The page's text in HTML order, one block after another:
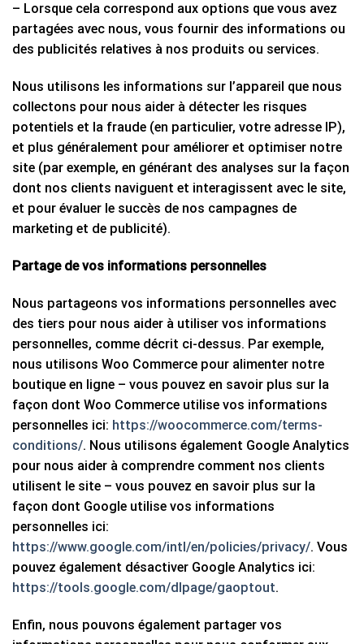
– Lorsque cela correspond aux options que vous avez
partagées avec nous, vous fournir des informations ou
des publicités relatives à nos produits ou services.
Nous utilisons les informations sur l’appareil que nous
collectons pour nous aider à détecter les risques
potentiels et la fraude (en particulier, votre adresse IP),
et plus généralement pour améliorer et optimiser notre
site (par exemple, en générant des analyses sur la façon
dont nos clients naviguent et interagissent avec le site,
et pour évaluer le succès de nos campagnes de
marketing et de publicité).
Partage de vos informations personnelles
Nous partageons vos informations personnelles avec
des tiers pour nous aider à utiliser vos informations
personnelles, comme décrit ci-dessus. Par exemple,
nous utilisons Woo Commerce pour alimenter notre
boutique en ligne – vous pouvez en savoir plus sur la
façon dont Woo Commerce utilise vos informations
personnelles ici: https://woocommerce.com/terms-
conditions/. Nous utilisons également Google Analytics
pour nous aider à comprendre comment nos clients
utilisent le site – vous pouvez en savoir plus sur la
façon dont Google utilise vos informations
personnelles ici:
https://www.google.com/intl/en/policies/privacy/. Vous
pouvez également désactiver Google Analytics ici:
https://tools.google.com/dlpage/gaoptout.
Enfin, nous pouvons également partager vos